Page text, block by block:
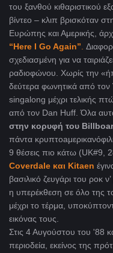
του ξανθού κιθαριστικού
βίντεο – κλιπ βρισκόταν
Ευρώπης και Αμερικής,
“Here I Go Again”
σχεδιασμένη για να
ραδιοφώνου. Χωρίς την
δεύτερα φωνητικά από τον
singalong μέχρι τελικής
από τον Dan Huff. Όλα
στην κορυφή του
πάντα
9 θέσεις πιο κάτω (UK#9,
Coverdale και Kitaen
βασιλικό ζευγάρι του ροκ
η υπερέκθεση σε όλο της
μέχρι το τέρμα,
εικόνας τους.
Στις 4 Αυγούστου του '88
περιοδεία, εκείνος της